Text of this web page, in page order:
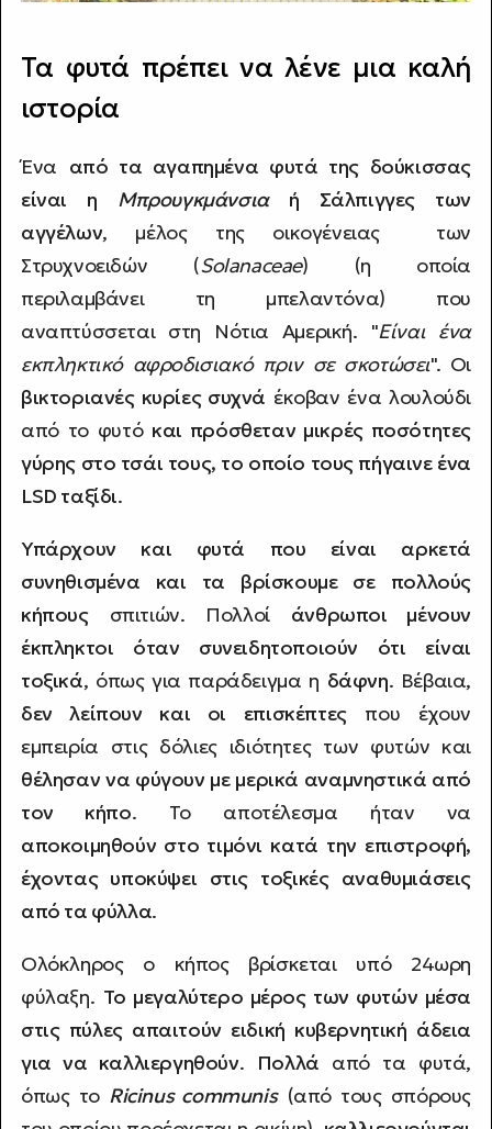
Τα φυτά πρέπει να λένε μια καλή
ιστορία
Ένα από τα αγαπημένα φυτά της δούκισσας
είναι η Μπρουγκμάνσιαή Σάλπιγγες των
αγγέλων, μέλος της οικογένειας των
Στρυχνοειδών (Solanaceae) (η οποία
περιλαμβάνει τη μπελαντόνα) που
αναπτύσσεται στη Νότια Αμερική. "Είναι ένα
εκπληκτικό αφροδισιακό πριν σε σκοτώσει". Οι
βικτοριανές κυρίες συχνά έκοβαν ένα λουλούδι
από το φυτό και πρόσθεταν μικρές ποσότητες
γύρης στο τσάι τους, το οποίο τους πήγαινε ένα
LSD ταξίδι.
Υπάρχουν και φυτά που είναι αρκετά
συνηθισμένα και τα βρίσκουμε σε πολλούς
κήπουςσπιτιών. Πολλοί άνθρωποι μένουν
έκπληκτοι όταν συνειδητοποιούν ότι είναι
τοξικά, όπως για παράδειγμα η δάφνη. Βέβαια,
δεν λείπουν και οι επισκέπτεςπου έχουν
εμπειρία στις δόλιες ιδιότητες των φυτών και
θέλησαν να φύγουν με μερικά αναμνηστικά από
τον κήπο. Το αποτέλεσμα ήταν να
αποκοιμηθούν στο τιμόνι κατά την επιστροφή,
έχοντας υποκύψει στις τοξικές αναθυμιάσεις
από τα φύλλα.
Ολόκληρος ο κήπος βρίσκεται υπό 24ωρη
φύλαξη. Το μεγαλύτερο μέρος των φυτών μέσα
στις πύλες απαιτούν ειδική κυβερνητική άδεια
για να καλλιεργηθούν. Πολλά από τα φυτά,
όπως το Ricinus communis(από τους σπόρους